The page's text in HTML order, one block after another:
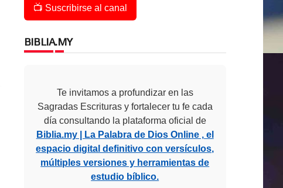
📺 Suscribirse al canal
BIBLIA.MY
Te invitamos a profundizar en las
Sagradas Escrituras y fortalecer tu fe cada
día consultando la plataforma oficial de
Biblia.my | La Palabra de Dios Online , el
espacio digital definitivo con versículos,
múltiples versiones y herramientas de
estudio bíblico.